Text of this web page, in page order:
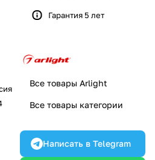
Гарантия 5 лет
Все товары Arlight
Все товары категории
Написать в Telegram